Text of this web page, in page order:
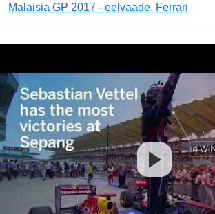
Malaisia GP 2017 - eelvaade, Ferrari